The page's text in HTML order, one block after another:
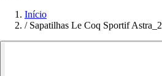
Início
/ Sapatilhas Le Coq Sportif Astra_2